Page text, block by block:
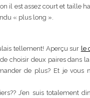
il est assez court et taille
« plus long ».
tellement! Aperçu sur le
choisir deux paires dans
de plus? Et je vous
J’en suis totalement